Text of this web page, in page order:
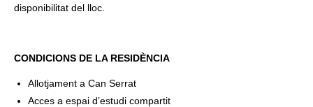
disponibilitat del lloc.
CONDICIONS DE LA RESIDÈNCIA
Allotjament a Can Serrat
Acces a espai d’estudi compartit